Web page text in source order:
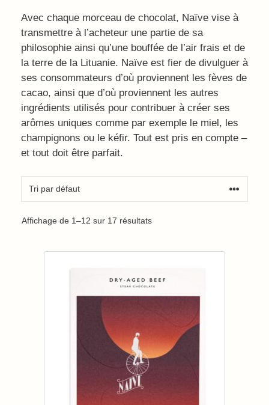
Avec chaque morceau de chocolat, Naïve vise à
transmettre à l’acheteur une partie de sa
philosophie ainsi qu’une bouffée de l’air frais et de
la terre de la Lituanie. Naïve est fier de divulguer à
ses consommateurs d’où proviennent les fèves de
cacao, ainsi que d’où proviennent les autres
ingrédients utilisés pour contribuer à créer ses
arômes uniques comme par exemple le miel, les
champignons ou le kéfir. Tout est pris en compte –
et tout doit être parfait.
Affichage de 1–12 sur 17 résultats